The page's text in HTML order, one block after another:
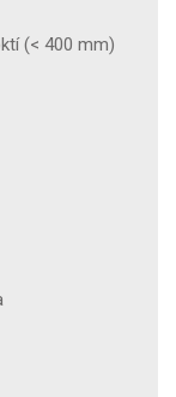
(< 400 mm)